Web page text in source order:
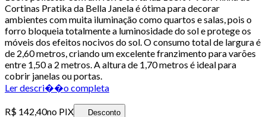
Cortinas Pratika da Bella Janela é ótima para decorar
ambientes com muita iluminação como quartos e salas, pois o
forro bloqueia totalmente a luminosidade do sol e protege os
móveis dos efeitos nocivos do sol. O consumo total de largura é
de 2,60 metros, criando um excelente franzimento para varões
entre 1,50 a 2 metros. A altura de 1,70 metros é ideal para
cobrir janelas ou portas.
Ler descri��o completa
R$ 142,40no PIX Desconto